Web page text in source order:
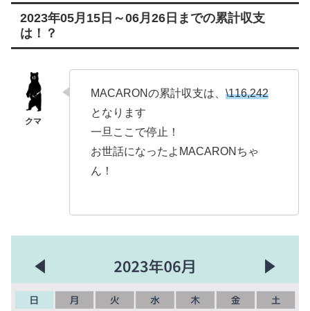
2023年05月15日～06月26日までの累計収支
は！？
MACARONの累計収支は、 \116,242
となります
一旦ここで停止！
お世話になったよMACARONちゃ
ん！